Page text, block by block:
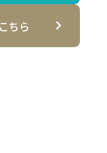
ちら